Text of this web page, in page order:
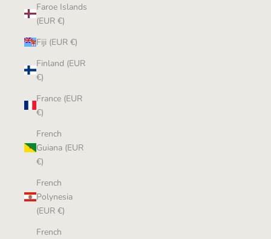
Faroe Islands
(EUR €)
Fiji (EUR €)
Finland (EUR
€)
France (EUR
€)
French
Guiana (EUR
€)
French
Polynesia
(EUR €)
French